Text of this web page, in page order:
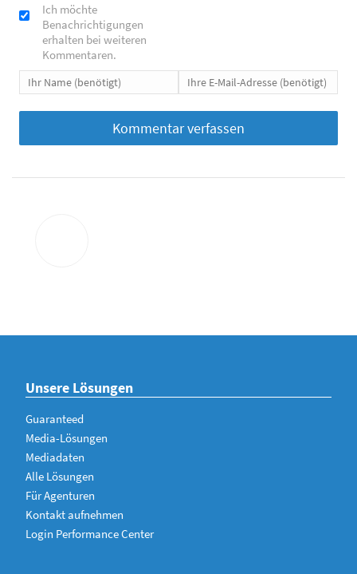
Ich möchte
Benachrichtigungen
erhalten bei weiteren
Kommentaren.
Unsere Lösungen
Guaranteed
Media-Lösungen
Mediadaten
Alle Lösungen
Für Agenturen
Kontakt aufnehmen
Login Performance Center